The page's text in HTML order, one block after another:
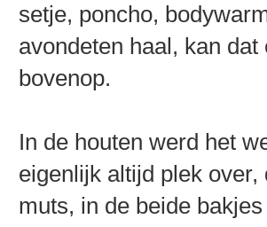
setje, poncho,
avondeten haal, kan
bovenop.
In de houten werd het
eigenlijk altijd plek
muts, in de beide